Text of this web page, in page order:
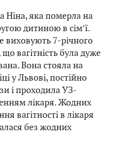
Ніна, яка померла на
дитиною в сім’ї.
виховують 7-річного
вагітність була дуже
Вона стояла на
у Львові, постійно
і проходила УЗ-
лікаря. Жодних
вагітності в лікаря
без жодних